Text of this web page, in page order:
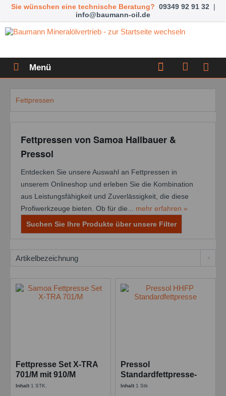
Sie wünschen eine technische Beratung? 09349 92 91 32 |
info@baumann-oil.de
Menü
Fettpressen
Fettpressen von Samoa Hallbauer &
Pressol
Entdecken Sie unsere Auswahl an Fettpressen in
unserem Onlineshop und erleben Sie die Kombination
aus Leistungsfähigkeit und Zuverlässigkeit, die diese
Profiwerkzeuge bieten. Ob für die... mehr erfahren »
Suchen Sie Ihre Produkte über unsere Filter
Fettpresse Set X-TRA
701/M mit 910/M
Hochdruckschlauch
Inhalt 1 STK.
Pressol
Standardfettpresse-
HHFP M 10 x 1-FN-PZ-
Inhalt 1 Stk